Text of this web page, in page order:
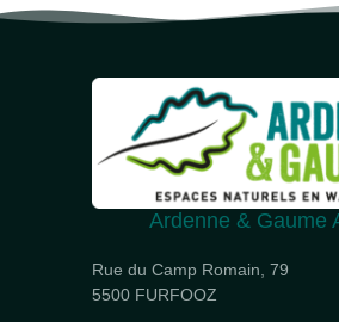
Ardenne & Gaume
Rue du Camp Romain, 79
5500 FURFOOZ